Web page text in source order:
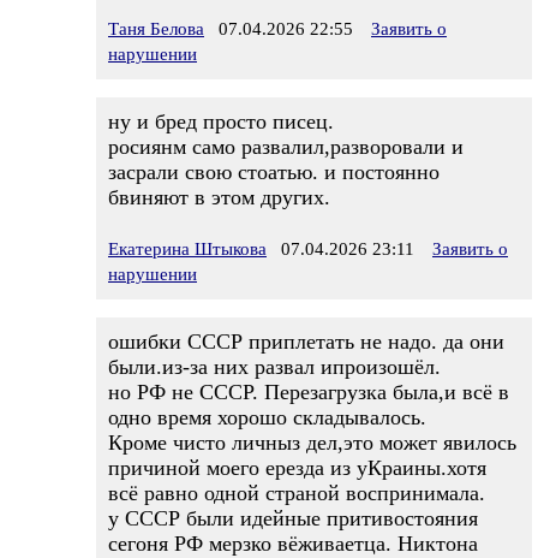
Таня Белова 07.04.2026 22:55
Заявить о
нарушении
ну и бред просто писец.
росиянм само развалил,разворовали и
засрали свою стоатью. и постоянно
бвиняют в этом других.
Екатерина Штыкова 07.04.2026 23:11
Заявить о
нарушении
ошибки СССР приплетать не надо. да они
были.из-за них развал ипроизошёл.
но РФ не СССР. Перезагрузка была,и всё в
одно время хорошо складывалось.
Кроме чисто личныз дел,это может явилось
причиной моего ерезда из уКраины.хотя
всё равно одной страной воспринимала.
у СССР были идейные притивостояния
сегоня РФ мерзко вёживаетца. Никтона